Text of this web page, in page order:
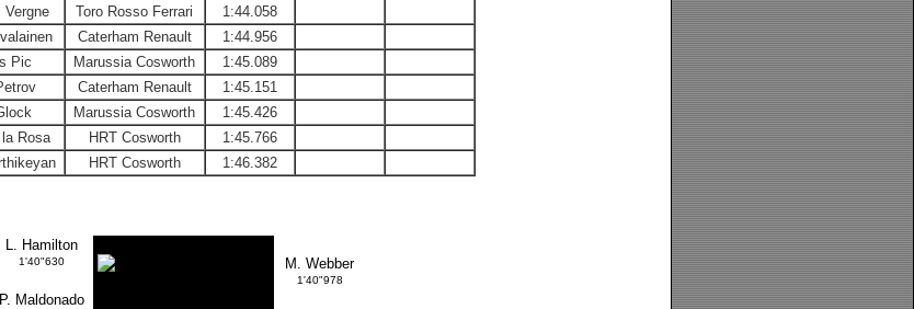
Vergne Toro Rosso Ferrari
1:44.058
Caterham Renault
1:44.956
Pic Marussia Cosworth
1:45.089
Caterham Renault
1:45.151
Marussia Cosworth
1:45.426
Rosa HRT Cosworth
1:45.766
HRT Cosworth 1:46.382
L. Hamilton
1'40"630 M. Webber
1'40"978
P. Maldonado